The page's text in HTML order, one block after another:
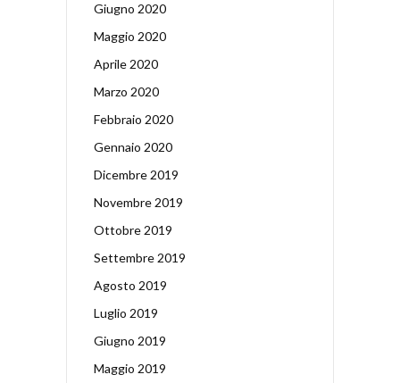
Giugno 2020
Maggio 2020
Aprile 2020
Marzo 2020
Febbraio 2020
Gennaio 2020
Dicembre 2019
Novembre 2019
Ottobre 2019
Settembre 2019
Agosto 2019
Luglio 2019
Giugno 2019
Maggio 2019